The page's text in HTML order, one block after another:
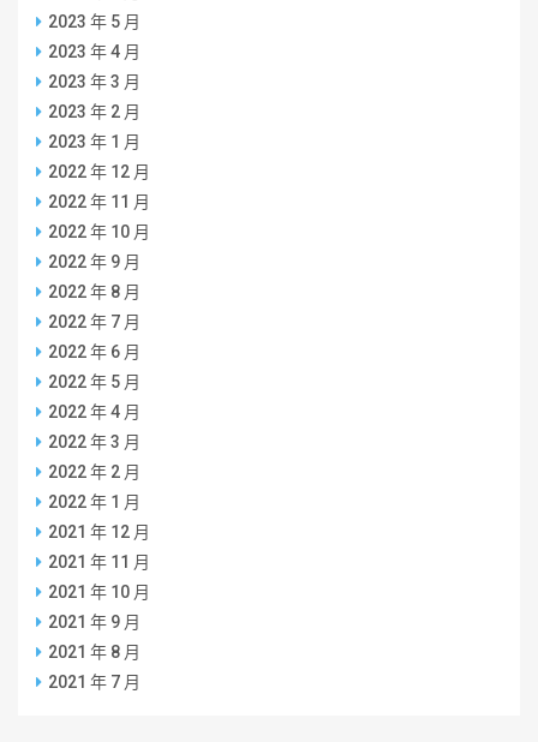
2023 年 5 月
2023 年 4 月
2023 年 3 月
2023 年 2 月
2023 年 1 月
2022 年 12 月
2022 年 11 月
2022 年 10 月
2022 年 9 月
2022 年 8 月
2022 年 7 月
2022 年 6 月
2022 年 5 月
2022 年 4 月
2022 年 3 月
2022 年 2 月
2022 年 1 月
2021 年 12 月
2021 年 11 月
2021 年 10 月
2021 年 9 月
2021 年 8 月
2021 年 7 月